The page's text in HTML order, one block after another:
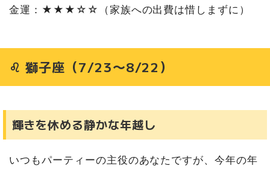
金運：★★★☆☆（家族への出費は惜しまずに）
♌ 獅子座（7/23〜8/22）
輝きを休める静かな年越し
いつもパーティーの主役のあなたですが、今年の年